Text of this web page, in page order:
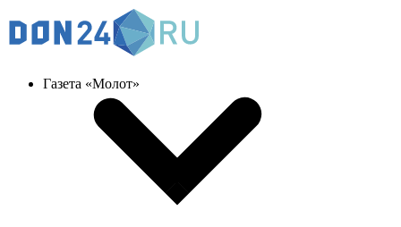
Газета «Молот»